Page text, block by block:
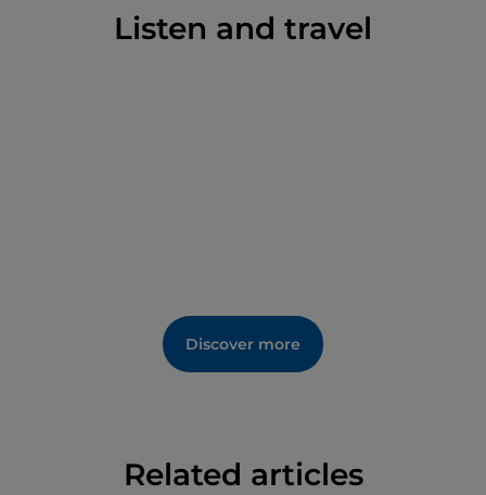
Archeologico Nazionale di Tarquinia adesso
appartiene al Parco Archeologico di Cerveteri e
Listen and travel
Discover more
Related articles